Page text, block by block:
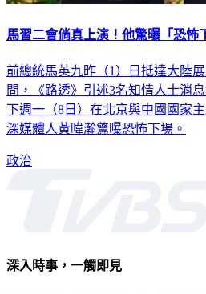
馬習二會倘真上演！他驚曝「恐怖
前總統馬英九昨（1）日抵達大陸
問，《路透》引述3名知情人士消
下週一（8日）在北京與中國國家
深媒體人黃暐瀚驚曝恐怖下場。
政治
深入時事，一觸即見